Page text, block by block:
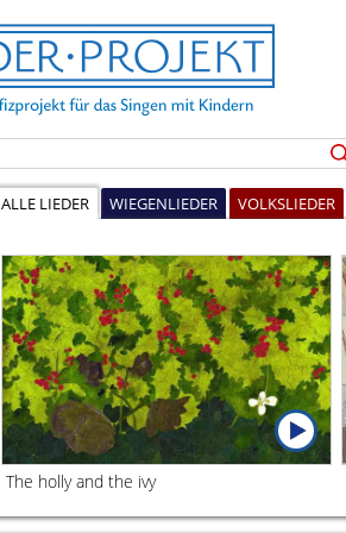
ALLE LIEDER WIEGENLIEDER VOLKSLIEDER
The holly and the ivy